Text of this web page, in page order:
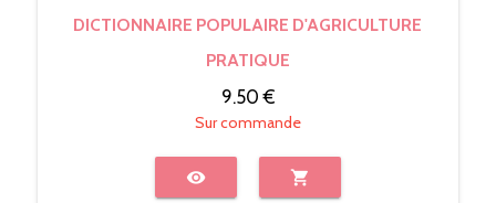
DICTIONNAIRE POPULAIRE D'AGRICULTURE
PRATIQUE
9.50 €
Sur commande
visibility shopping_cart